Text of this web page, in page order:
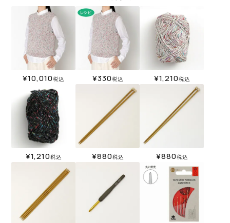
¥10,010税込 ¥330税込 ¥1,210税込
¥1,210税込 ¥880税込 ¥880税込